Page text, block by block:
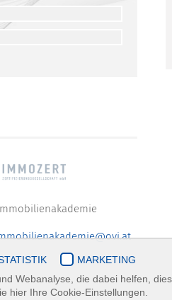
MARKETING
Webanalyse, die dabei helfen,
hier Ihre Cookie-Einstellungen.